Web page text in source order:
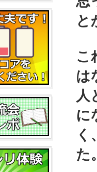
と
こ
は
人
に
く
た